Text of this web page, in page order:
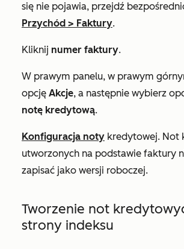
się nie pojawia, przejdź
Przychód > Faktury.
Kliknij numer faktury.
W prawym panelu, w prawym
opcję Akcje, a następnie wybierz
notę kredytową.
Konfiguracja noty kredytowej. Not
utworzonych na podstawie faktury
zapisać jako wersji roboczej.
Tworzenie not
strony indeksu